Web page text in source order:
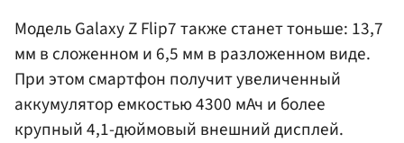
Модель Galaxy Z Flip7 также станет тоньше: 13,7
мм в сложенном и 6,5 мм в разложенном виде.
При этом смартфон получит увеличенный
аккумулятор емкостью 4300 мАч и более
крупный 4,1-дюймовый внешний дисплей.